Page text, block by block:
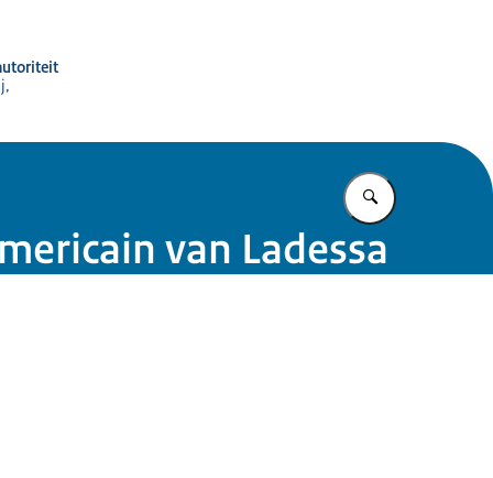
Vul in wat u
van Ladessa